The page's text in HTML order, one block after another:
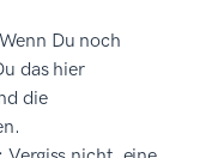
Du noch
das hier
die